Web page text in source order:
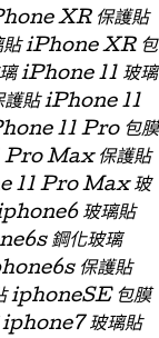
XR 保護貼
iPhone XR 包
iPhone 11 玻璃
貼 iPhone 11
11 Pro 包膜
Max 保護貼
11 Pro Max 玻
玻璃貼
鋼化玻璃
保護貼
iphoneSE 包膜
玻璃貼